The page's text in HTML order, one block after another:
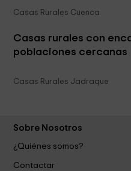
Casas Rurales Cuenca
Casas rurales con
poblaciones cercanas
Casas Rurales Jadraque
Sobre Nosotros
¿Quiénes somos?
Contactar